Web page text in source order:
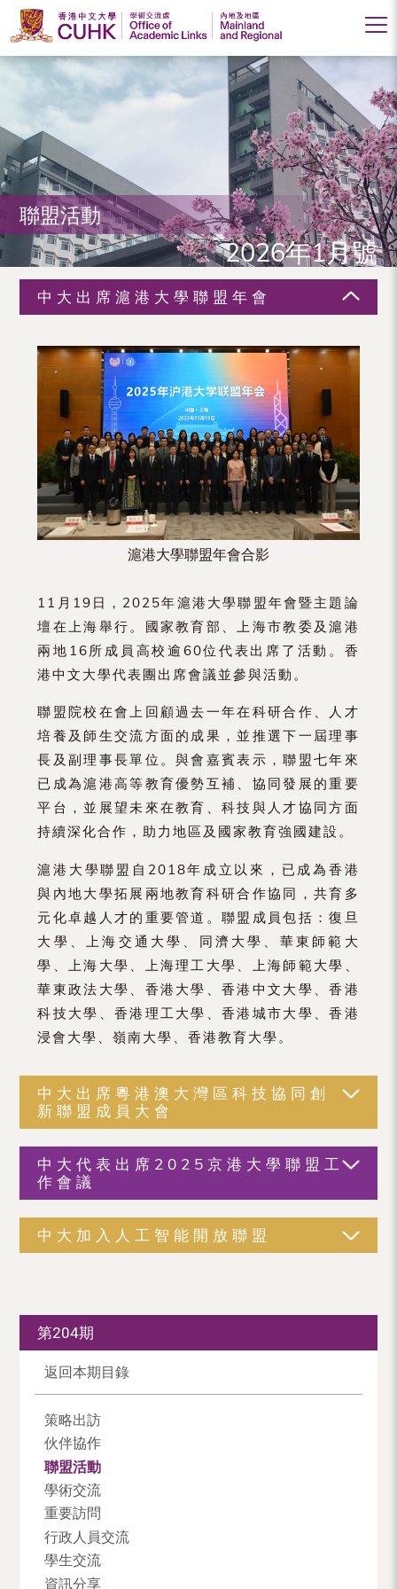
香
港
中
文
大
學
學
術
交
區）
聯盟活動
2026年1月號
中大出席滬港大學聯盟年會
滬港大學聯盟年會合影
11月19日，2025年滬港大學聯盟年會暨主題論
壇在上海舉行。國家教育部、上海市教委及滬港
兩地16所成員高校逾60位代表出席了活動。香
港中文大學代表團出席會議並參與活動。
聯盟院校在會上回顧過去一年在科研合作、人才
培養及師生交流方面的成果，並推選下一屆理事
長及副理事長單位。與會嘉賓表示，聯盟七年來
已成為滬港高等教育優勢互補、協同發展的重要
平台，並展望未來在教育、科技與人才協同方面
持續深化合作，助力地區及國家教育強國建設。
滬港大學聯盟自2018年成立以來，已成為香港
與內地大學拓展兩地教育科研合作協同，共育多
元化卓越人才的重要管道。聯盟成員包括：復旦
大學、上海交通大學、同濟大學、華東師範大
學、上海大學、上海理工大學、上海師範大學、
華東政法大學、香港大學、香港中文大學、香港
科技大學、香港理工大學、香港城市大學、香港
浸會大學、嶺南大學、香港教育大學。
中大出席粵港澳大灣區科技協同創
新聯盟成員大會
中大代表出席2025京港大學聯盟工
作會議
中大加入人工智能開放聯盟
第204期
返回本期目錄
策略出訪
伙伴協作
聯盟活動
學術交流
重要訪問
行政人員交流
學生交流
資訊分享